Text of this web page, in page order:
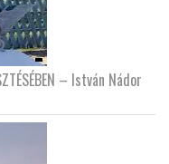
– István Nádor